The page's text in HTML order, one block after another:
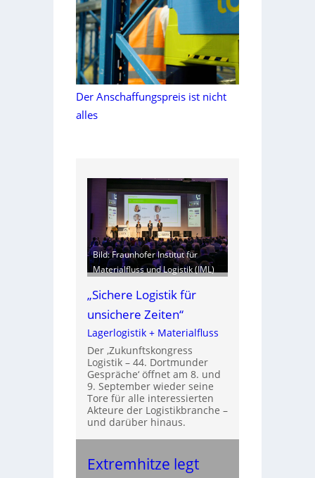
Der Anschaffungspreis ist nicht
alles
Bild: Fraunhofer Institut für
Materialfluss und Logistik (IML)
„Sichere Logistik für
unsichere Zeiten“
Lagerlogistik + Materialfluss
Der ‚Zukunftskongress
Logistik – 44. Dortmunder
Gespräche‘ öffnet am 8. und
9. September wieder seine
Tore für alle interessierten
Akteure der Logistikbranche –
und darüber hinaus.
Extremhitze legt